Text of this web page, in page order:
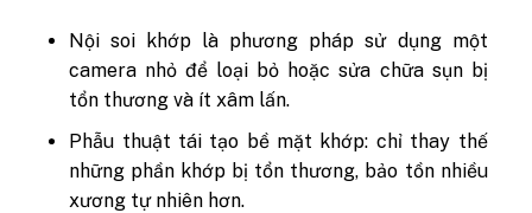
Nội soi khớp là phương pháp sử dụng một
camera nhỏ để loại bỏ hoặc sửa chữa sụn bị
tổn thương và ít xâm lấn.
Phẫu thuật tái tạo bề mặt khớp: chỉ thay thế
những phần khớp bị tổn thương, bảo tồn nhiều
xương tự nhiên hơn.